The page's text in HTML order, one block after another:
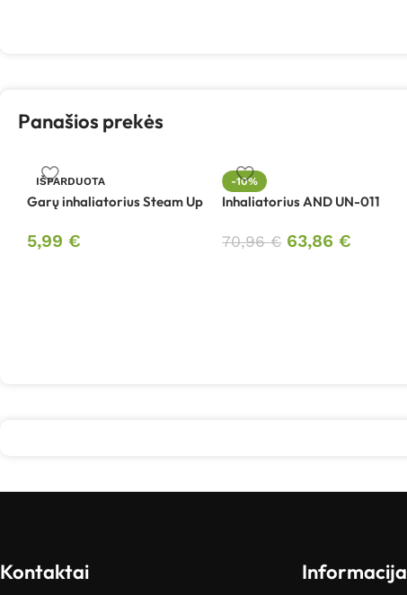
Panašios prekės
IŠPARDUOTA
Garų inhaliatorius Steam Up
5,99 €
-10%
Inhaliatorius AND UN-011
70,96€ 63,86€
Kontaktai Informacija